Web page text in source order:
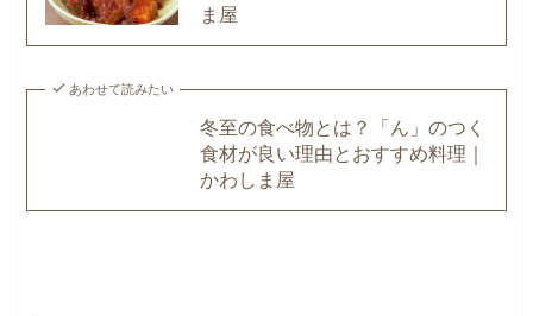
ま屋
あわせて読みたい
冬至の食べ物とは？「ん」のつく
食材が良い理由とおすすめ料理｜
かわしま屋